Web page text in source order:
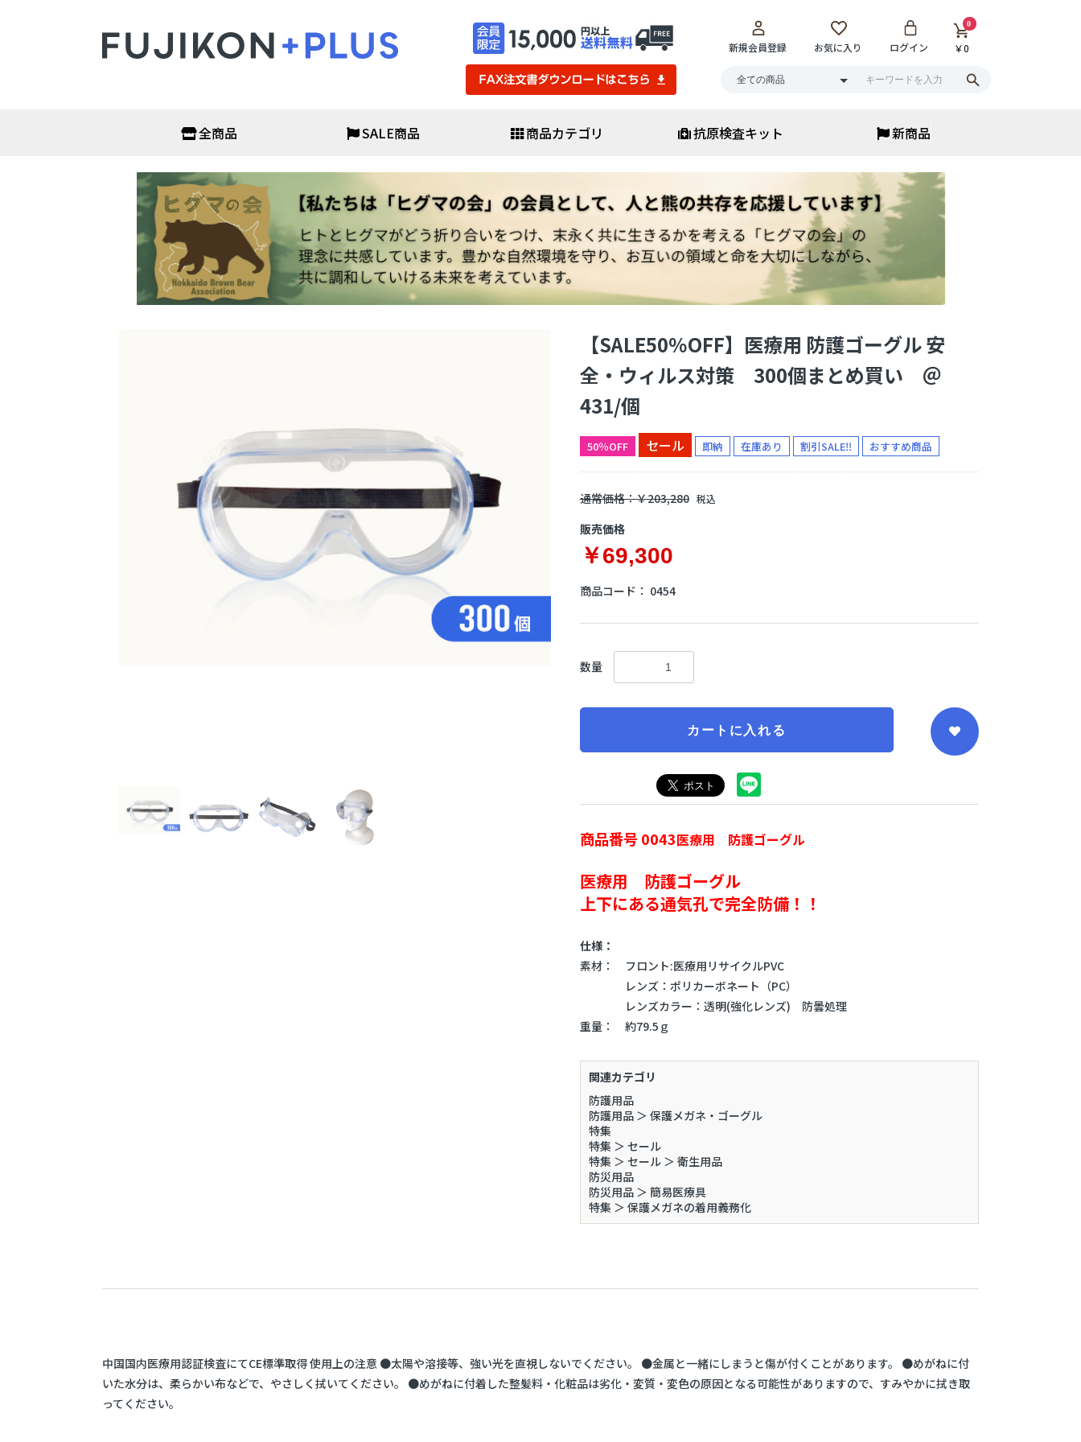
新規会員登録 お気に入り ログイン
0
￥0
全商品 SALE商品 商品カテゴリ
オフィス・店舗
非接触温度計
サーモグラフィーカメラ
アルコールチェッカー
二酸化炭素濃度測定器
パーテーション
オフィス家具
抗原検査キット
PCR検査キット
がん検査キット
アルコール
次亜塩素酸水
マスク
ディスポ・感染予防用品 ▼
フェイスシールド
避難セット
防災バッグセット
非常用食料品・保存水
救助用品
発電機・ライト
簡易医療具
避難生活用品
防犯用品・カメラ
アイウェア
サウナメガネ
花粉保湿メガネ
ブルーライトカット
老眼鏡・ルーペ
サングラス
まとめ買い
マスク・日用品
マスク
寝具・ベッド
マットレス・敷布団
抗原検査キット 新商品
【SALE50％OFF】医療用 防護ゴーグル 安
全・ウィルス対策 300個まとめ買い ＠
431/個
50％OFF セール 即納 在庫あり 割引SALE‼ おすすめ商品
通常価格：￥203,280 税込
販売価格
￥69,300
商品コード： 0454
数量
カートに入れる
カートへ進む
商品番号 0043医療用 防護ゴーグル
医療用 防護ゴーグル
上下にある通気孔で完全防備！！
仕様：
素材： フロント:医療用リサイクルPVC
レンズ：ポリカーボネート（PC）
レンズカラー：透明(強化レンズ) 防曇処理
重量： 約79.5ｇ
関連カテゴリ
防護用品
防護用品 ＞ 保護メガネ・ゴーグル
特集
特集 ＞ セール
特集 ＞ セール ＞ 衛生用品
防災用品
防災用品 ＞ 簡易医療具
特集 ＞ 保護メガネの着用義務化
中国国内医療用認証検査にてCE標準取得 使用上の注意 ●太陽や溶接等、強い光を直視しないでください。 ●金属と一緒にしまうと傷が付くことがあります。 ●めがねに付
いた水分は、柔らかい布などで、やさしく拭いてください。 ●めがねに付着した整髪料・化粧品は劣化・変質・変色の原因となる可能性がありますので、すみやかに拭き取
ってください。